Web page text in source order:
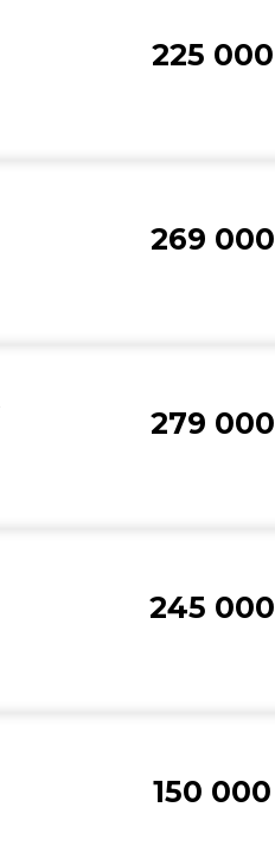
225 000
269 000
279 000
245 000
150 000